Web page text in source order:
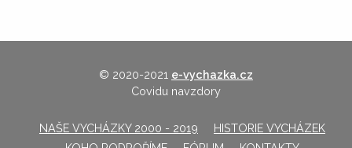
© 2020-2021 e-vychazka.cz
Covidu navzdory
NAŠE VYCHÁZKY 2000 - 2019
HISTORIE VYCHÁZEK